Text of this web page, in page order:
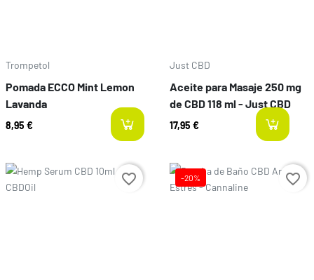
Trompetol
Pomada ECCO Mint Lemon
Lavanda
8,95 €
Just CBD
Aceite para Masaje 250 mg
de CBD 118 ml - Just CBD
17,95 €
Preço favorite_border -20% favorite_border